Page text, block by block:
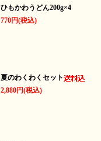
ひもかわうどん200g×4
770円(税込)
夏のわくわくセット
2,880円(税込)